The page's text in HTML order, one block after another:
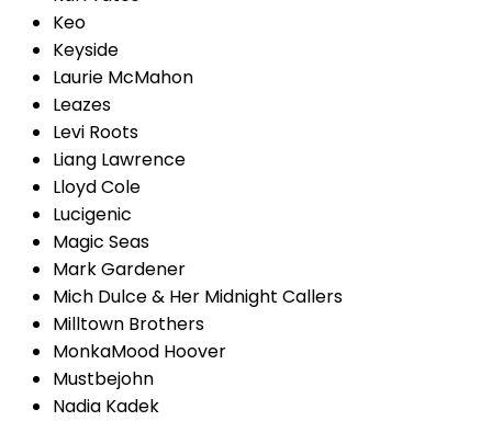
Keo
Keyside
Laurie McMahon
Leazes
Levi Roots
Liang Lawrence
Lloyd Cole
Lucigenic
Magic Seas
Mark Gardener
Mich Dulce & Her Midnight Callers
Milltown Brothers
MonkaMood Hoover
Mustbejohn
Nadia Kadek